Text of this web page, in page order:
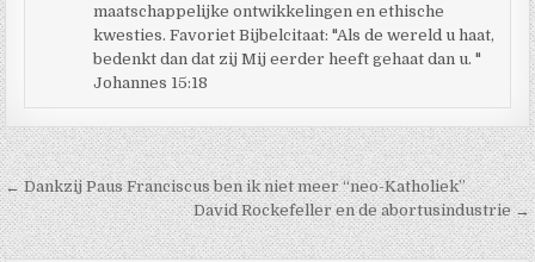
maatschappelijke ontwikkelingen en ethische
kwesties. Favoriet Bijbelcitaat: "Als de wereld u haat,
bedenkt dan dat zij Mij eerder heeft gehaat dan u. "
Johannes 15:18
Berichtnavigatie
← Dankzij Paus Franciscus ben ik niet meer “neo-Katholiek”
David Rockefeller en de abortusindustrie →